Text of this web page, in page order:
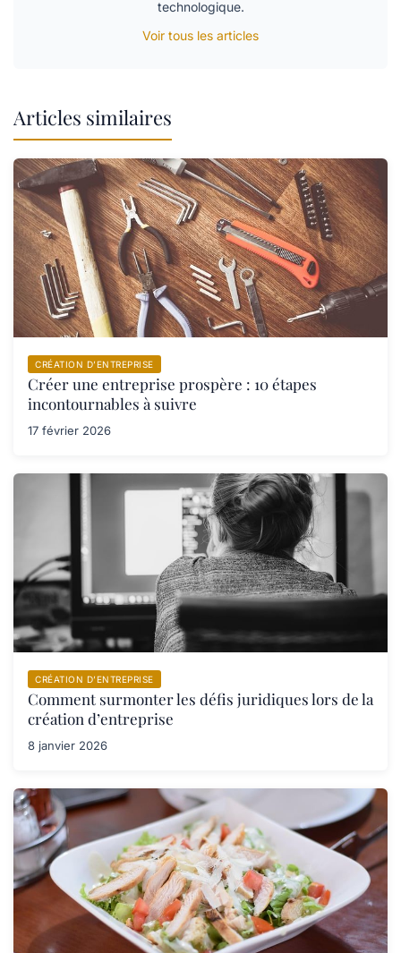
technologique.
Voir tous les articles
Articles similaires
CRÉATION D’ENTREPRISE
Créer une entreprise prospère : 10 étapes
incontournables à suivre
17 février 2026
CRÉATION D’ENTREPRISE
Comment surmonter les défis juridiques lors de la
création d’entreprise
8 janvier 2026